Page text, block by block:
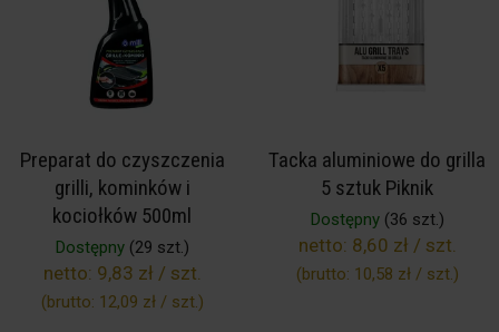
Preparat do czyszczenia
grilli, kominków i
kociołków 500ml
Dostępny(29 szt.)
netto: 9,83 zł / szt.
(brutto: 12,09 zł / szt.)
Tacka aluminiowe do grilla
5 sztuk Piknik
Dostępny(36 szt.)
netto: 8,60 zł / szt.
(brutto: 10,58 zł / szt.)